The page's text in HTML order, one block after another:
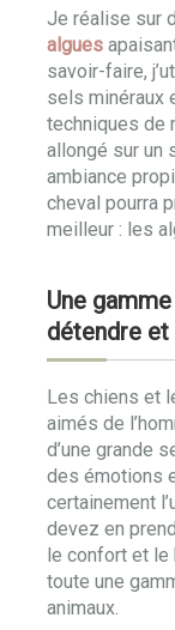
Je réalise sur
algues
savoir-faire,
sels minéraux
techniques de
allongé sur un
ambiance
cheval pourra
meilleur : les
Une
détendre
Les chiens et
aimés de
d’une grande
des émotions
certainement
devez en
le confort et le
toute une
animaux.